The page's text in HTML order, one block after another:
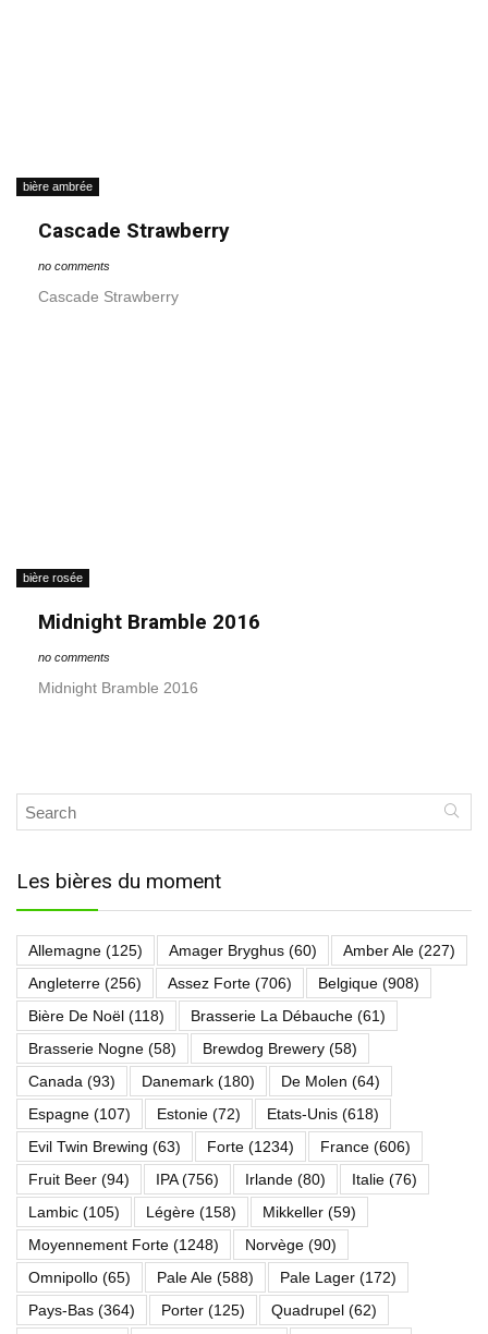
bière ambrée
Cascade Strawberry
no comments
Cascade Strawberry
bière rosée
Midnight Bramble 2016
no comments
Midnight Bramble 2016
Les bières du moment
Allemagne (125) Amager Bryghus (60) Amber Ale (227)
Angleterre (256) Assez Forte (706) Belgique (908)
Bière De Noël (118) Brasserie La Débauche (61)
Brasserie Nogne (58) Brewdog Brewery (58)
Canada (93) Danemark (180) De Molen (64)
Espagne (107) Estonie (72) Etats-Unis (618)
Evil Twin Brewing (63) Forte (1234) France (606)
Fruit Beer (94) IPA(756) Irlande (80) Italie (76)
Lambic (105) Légère (158) Mikkeller (59)
Moyennement Forte (1248) Norvège (90)
Omnipollo (65) Pale Ale (588) Pale Lager (172)
Pays-Bas (364) Porter (125) Quadrupel (62)